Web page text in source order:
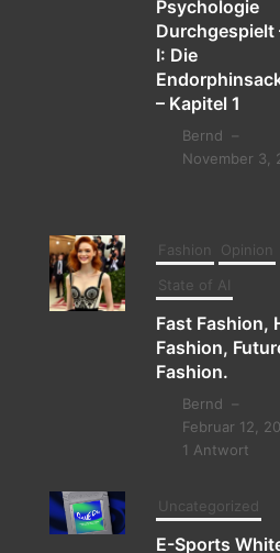
Psychologie
Durchgespielt
I: Die
– Kapitel 1
Bernd –
November 3,
Fashion
Opinion
State of AI
Fast Fashion,
Fashion,
Fashion.
Bernd –
Februar 12,
1 Antwort
Uncategorized
E-Sports